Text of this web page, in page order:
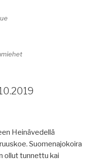
Heinävedellä
Suomenajokoira
ollut tunnettu kai